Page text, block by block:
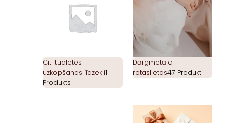
Citi tualetes
uzkopšanas līdzekļi1
Produkts
Dārgmetāla
rotaslietas47 Produkti